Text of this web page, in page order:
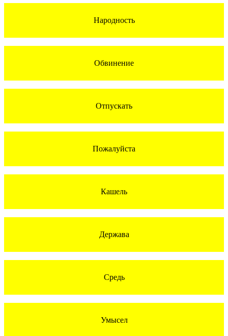
Народность
Обвинение
Отпускать
Пожалуйста
Кашель
Держава
Средь
Умысел